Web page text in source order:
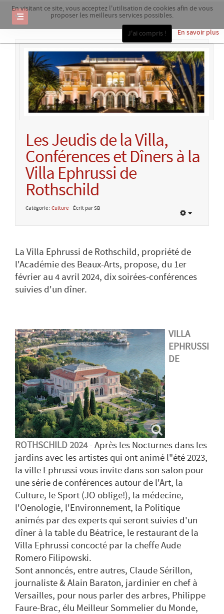
En visitant ce site, vous acceptez l'utilisation de cookies afin de vous
proposer les meilleurs services possibles.
En savoir plus
J'ai compris !
Les Jeudis de la Villa,
Conférences et Dîners à la
Villa Ephrussi de
Rothschild
Catégorie : Culture Écrit par SB
La Villa Ephrussi de Rothschild, propriété de
l'Académie des Beaux-Arts, propose, du 1er
février au 4 avril 2024, dix soirées-conférences
suivies d'un dîner.
VILLA
EPHRUSSI
DE
ROTHSCHILD 2024- Après les Nocturnes dans les
jardins avec les artistes qui ont animé l"été 2023,
la ville Ephrussi vous invite dans son salon pour
une série de conférences autour de l'Art, la
Culture, le Sport (JO oblige!), la médecine,
l'Oenologie, l'Environnement, la Politique
animés par des experts qui seront suivies d'un
dîner à la table du Béatrice, le restaurant de la
Villa Ephrussi concocté par la cheffe Aude
Romero Filipowski.
Sont annoncés, entre autres, Claude Sérillon,
journaliste & Alain Baraton, jardinier en chef à
Versailles, pour nous parler des arbres, Philippe
Faure-Brac, élu Meilleur Sommelier du Monde,